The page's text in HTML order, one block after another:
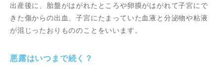
出産後に、胎盤がはがれたところや卵膜がはがれて子宮にで
きた傷からの出血、子宮にたまっていた血液と分泌物や粘液
が混じったおりもののことをいいます。
悪露はいつまで続く？